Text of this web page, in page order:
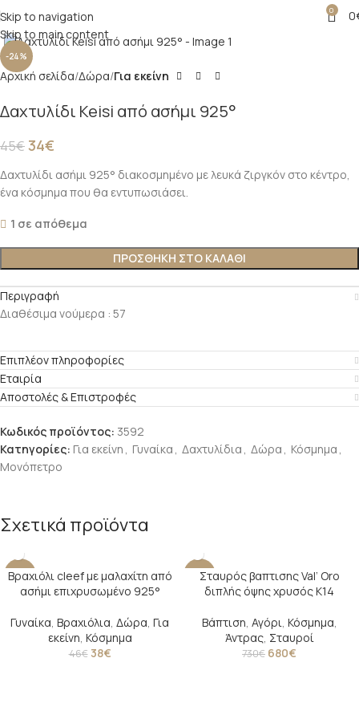
Skip to navigation
Skip to main content
0 0
-24%
Click to enlarge
Αρχική σελίδα Δώρα Για εκείνη
Δαχτυλίδι Keisi από ασήμι 925°
45€34€
Δαχτυλίδι ασήμι 925° διακοσμημένο με λευκά ζιργκόν στο κέντρο,
ένα κόσμημα που θα εντυπωσιάσει.
1 σε απόθεμα
ΠΡΟΣΘΉΚΗ ΣΤΟ ΚΑΛΆΘΙ
Περιγραφή
Διαθέσιμα νούμερα : 57
Επιπλέον πληροφορίες
Εταιρία
Αποστολές & Επιστροφές
Κωδικός προϊόντος: 3592
Κατηγορίες: Για εκείνη , Γυναίκα , Δαχτυλίδια , Δώρα , Κόσμημα ,
Μονόπετρο
Σχετικά προϊόντα
-17%
Βραχιόλι cleef με μαλαχίτη από
ασήμι επιχρυσωμένο 925°
Γυναίκα, Βραχιόλια, Δώρα, Για
εκείνη, Κόσμημα
46€ 38€
-7%
Σταυρός βαπτισης Val’ Oro
διπλής όψης χρυσός Κ14
Βάπτιση, Αγόρι, Κόσμημα,
Άντρας, Σταυροί
730€ 680€